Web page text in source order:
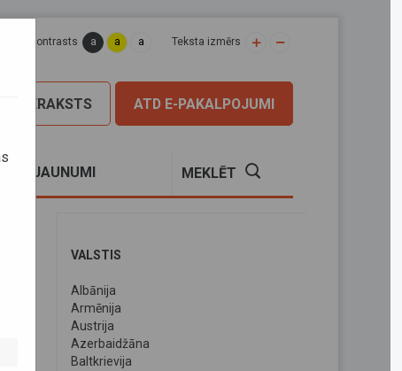
Lapas kontrasts a a a Teksta izmērs
ATD E-PAKALPOJUMI
PIERAKSTS
JAUNUMI MEKLĒT
VALSTIS
Albānija
Armēnija
Austrija
Azerbaidžāna
Baltkrievija